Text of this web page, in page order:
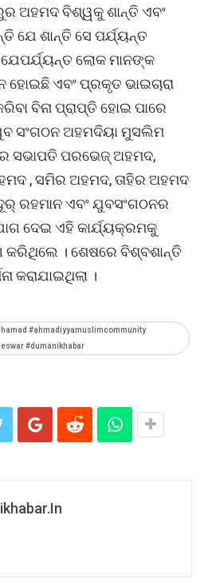
ଅହମଦ ବିଶ୍ୱକୁ ଶାନ୍ତି ଏବଂ
ଯେ ଶାନ୍ତି ସେ ପର୍ଯ୍ୟନ୍ତ
ଯେପର୍ଯ୍ୟନ୍ତ ଲୋକ ମାନଙ୍କ
ହୋଇଛି ଏବଂ ପ୍ରକୃତ ଭାଇଚାରା
ବିନା ପ୍ରାପ୍ତି ହୋଇ ପାରେ
ସଂଗଠନ ଅହମଦିୟା ମୁସଲିମ
ସଭାପତି ପରଭେଜ୍ ଅହମଦ,
, ସମିର ଅହମଦ, ତାହିର ଅହମଦ
ରହମାନ ଏବଂ ଯୁବସଂଗଠନର
ଦେଇ ଏହି କାର୍ଯ୍ୟକ୍ରମକୁ
। ଶେଷରେ ବିଶ୍ବଶାନ୍ତି
କରାଯାଇଥିଲା ।
#ahmadiyyamuslimcommunity
#dumanikhabar